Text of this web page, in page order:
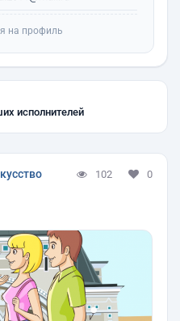
на профиль
исполнителей
102 0